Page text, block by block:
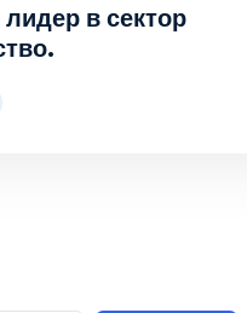
в сектор